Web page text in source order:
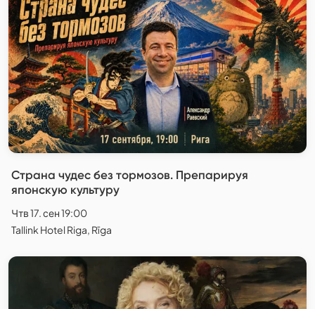
Страна чудес без тормозов. Препарируя
японскую культуру
Чтв 17. сен 19:00
Tallink Hotel Riga, Rīga